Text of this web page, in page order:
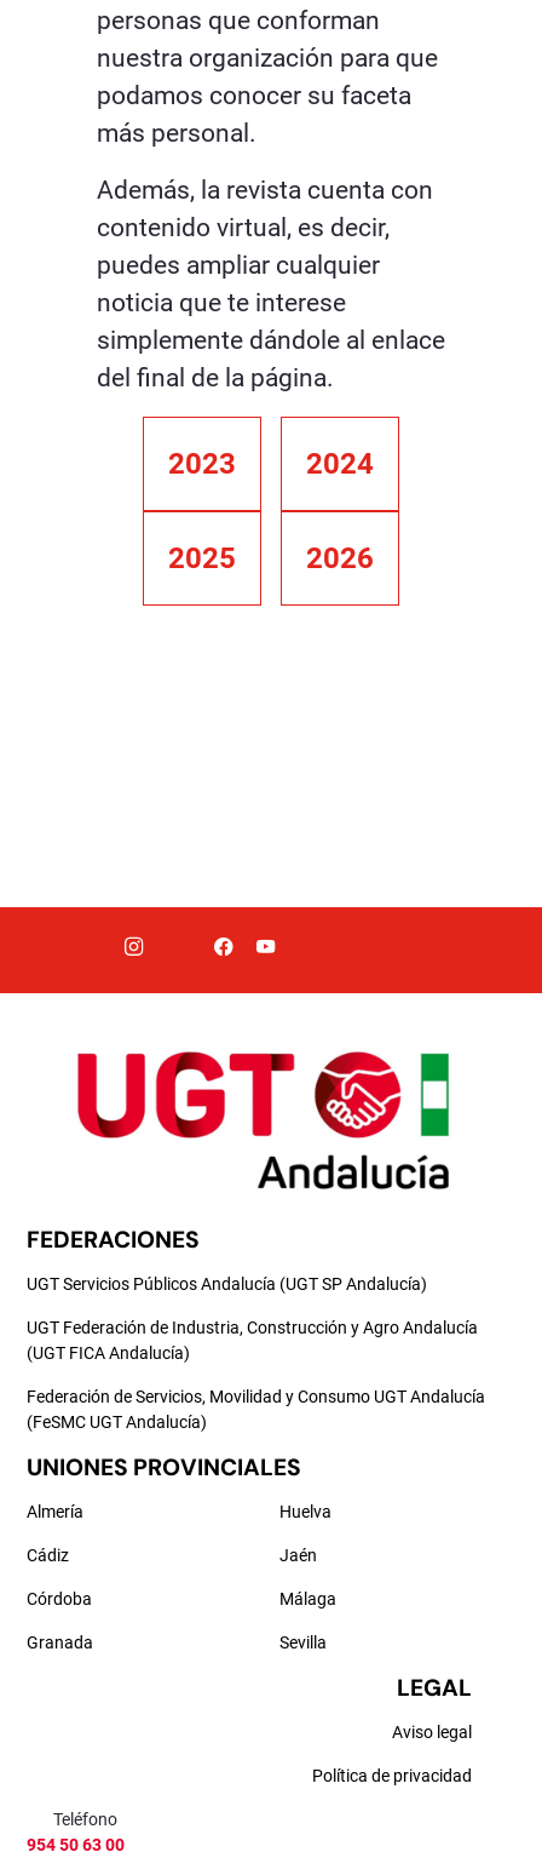
personas que conforman
nuestra organización para que
podamos conocer su faceta
más personal.
Además, la revista cuenta con
contenido virtual, es decir,
puedes ampliar cualquier
noticia que te interese
simplemente dándole al enlace
del final de la página.
2023 2024
2025 2026
FEDERACIONES
UGT Servicios Públicos Andalucía (UGT SP Andalucía)
UGT Federación de Industria, Construcción y Agro Andalucía
(UGT FICA Andalucía)
Federación de Servicios, Movilidad y Consumo UGT Andalucía
(FeSMC UGT Andalucía)
UNIONES PROVINCIALES
Almería
Cádiz
Córdoba
Granada
Huelva
Jaén
Málaga
Sevilla
LEGAL
Aviso legal
Política de privacidad
Teléfono
954 50 63 00